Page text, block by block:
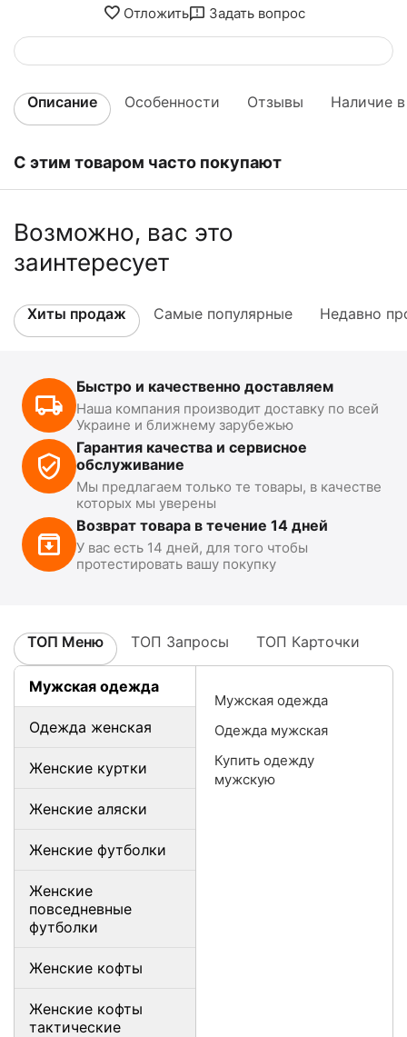
Отложить Задать вопрос
Описание Особенности Отзывы Наличие
С этим товаром часто покупают
Возможно, вас это
заинтересует
Хиты продаж Самые популярные Недавно
Быстро и качественно доставляем
Наша компания производит доставку по всей
Украине и ближнему зарубежью
Гарантия качества и сервисное
обслуживание
Мы предлагаем только те товары, в качестве
которых мы уверены
Возврат товара в течение 14 дней
У вас есть 14 дней, для того чтобы
протестировать вашу покупку
ТОП Меню ТОП Запросы ТОП Карточки
Мужская одежда
Одежда женская
Женские куртки
Женские аляски
Женские футболки
Женские
повседневные
футболки
Женские кофты
Женские кофты
тактические
Мужская одежда
Одежда мужская
Купить одежду
мужскую